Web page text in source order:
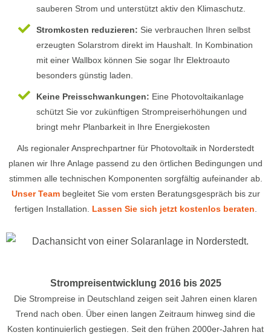
sauberen Strom und unterstützt aktiv den Klimaschutz.
Stromkosten reduzieren: Sie verbrauchen Ihren selbst
erzeugten Solarstrom direkt im Haushalt. In Kombination
mit einer Wallbox können Sie sogar Ihr Elektroauto
besonders günstig laden.
Keine Preisschwankungen: Eine Photovoltaikanlage
schützt Sie vor zukünftigen Strompreiserhöhungen und
bringt mehr Planbarkeit in Ihre Energiekosten
Als regionaler Ansprechpartner für Photovoltaik in Norderstedt
planen wir Ihre Anlage passend zu den örtlichen Bedingungen und
stimmen alle technischen Komponenten sorgfältig aufeinander ab.
Unser Teambegleitet Sie vom ersten Beratungsgespräch bis zur
fertigen Installation. Lassen Sie sich jetzt kostenlos beraten.
Strompreisentwicklung 2016 bis 2025
Die Strompreise in Deutschland zeigen seit Jahren einen klaren
Trend nach oben. Über einen langen Zeitraum hinweg sind die
Kosten kontinuierlich gestiegen. Seit den frühen 2000er-Jahren hat